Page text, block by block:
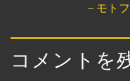
－モト
コメントを